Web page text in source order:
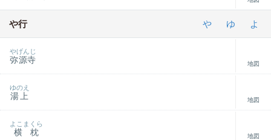
や行 や ゆ よ
弥源寺
やげんじ
地図
湯上
ゆのえ
地図
横枕
よこまくら
地図